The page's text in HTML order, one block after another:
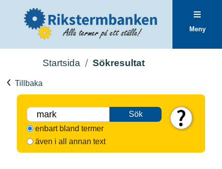
Meny
Startsida Sökresultat
Tillbaka
Sök
enbart bland termer
även i all annan text